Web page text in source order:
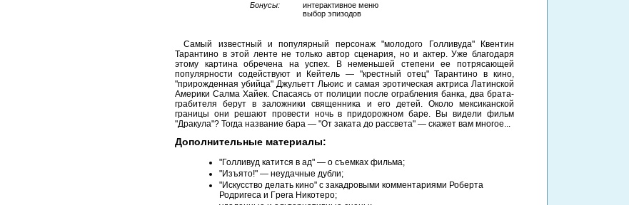
Бонусы:
интерактивное меню
выбор эпизодов
Самый известный и популярный персонаж "молодого Голливуда" Квентин
Тарантино в этой ленте не только автор сценария, но и актер. Уже благодаря
этому картина обречена на успех. В неменьшей степени ее потрясающей
популярности содействуют и Кейтель — "крестный отец" Тарантино в кино,
"прирожденная убийца" Джульетт Льюис и самая эротическая актриса Латинской
Америки Салма Хайек. Спасаясь от полиции после ограбления банка, два брата-
грабителя берут в заложники священника и его детей. Около мексиканской
границы они решают провести ночь в придорожном баре. Вы видели фильм
"Дракула"? Тогда название бара — "От заката до рассвета" — скажет вам многое...
Дополнительные материалы:
"Голливуд катится в ад" — о съемках фильма;
"Изъято!" — неудачные дубли;
"Искусство делать кино" с закадровыми комментариями Роберта
Родригеса и Гpera Никотеро;